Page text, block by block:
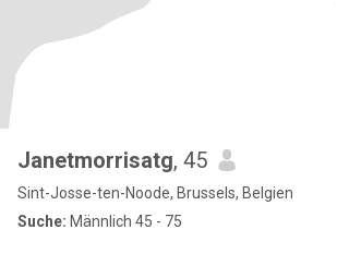
Janetmorrisatg, 45
Sint-Josse-ten-Noode, Brussels, Belgien
Suche: Männlich 45 - 75